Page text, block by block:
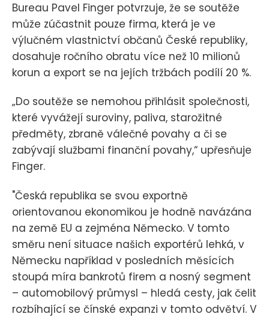
Bureau Pavel Finger potvrzuje, že se soutěže
může zúčastnit pouze firma, která je ve
výlučném vlastnictví občanů České republiky,
dosahuje ročního obratu více než 10 milionů
korun a export se na jejích tržbách podílí 20 %.
„Do soutěže se nemohou přihlásit společnosti,
které vyvážejí suroviny, paliva, starožitné
předměty, zbraně válečné povahy a či se
zabývají službami finanční povahy,“ upřesňuje
Finger.
"Česká republika se svou exportně
orientovanou ekonomikou je hodně navázána
na země EU a zejména Německo. V tomto
směru není situace našich exportérů lehká, v
Německu například v posledních měsících
stoupá míra bankrotů firem a nosný segment
– automobilový průmysl – hledá cesty, jak čelit
rozbíhající se čínské expanzi v tomto odvětví. V